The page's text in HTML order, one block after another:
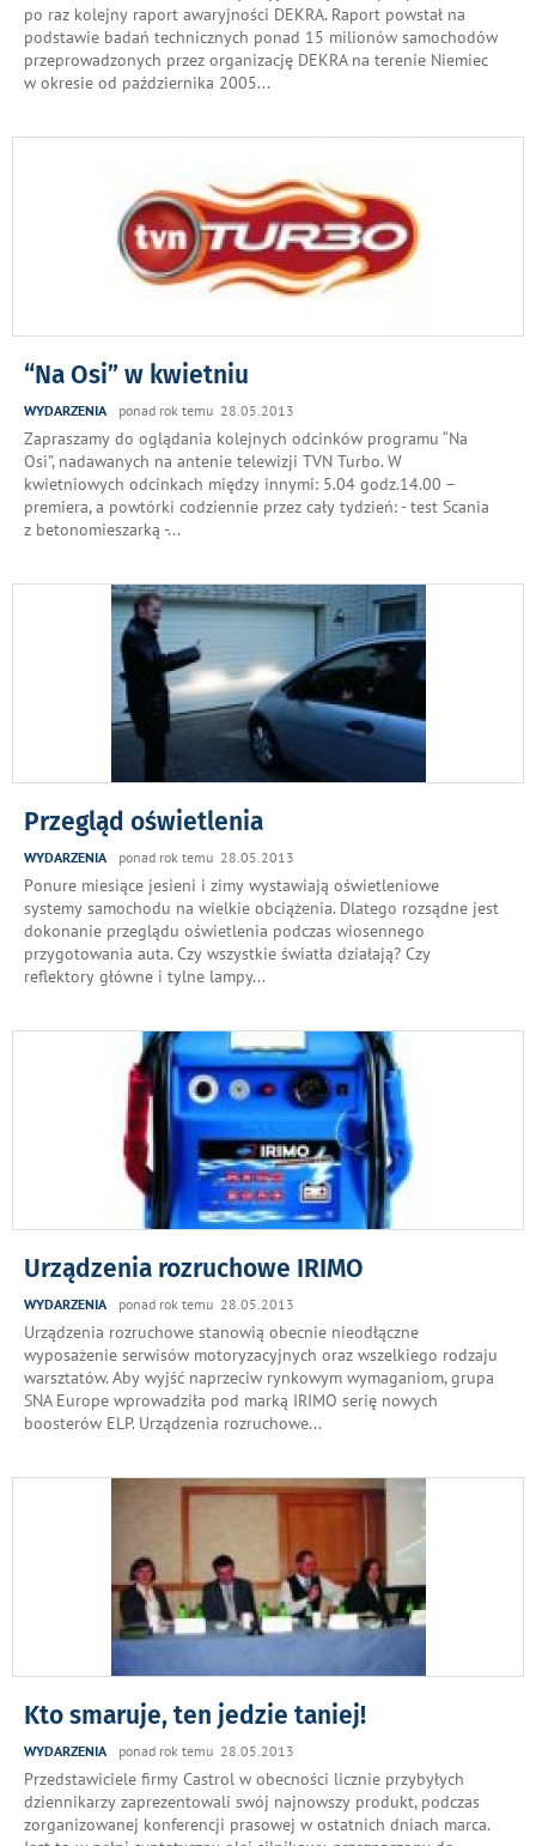
po raz kolejny raport awaryjności DEKRA. Raport powstał na
podstawie badań technicznych ponad 15 milionów samochodów
przeprowadzonych przez organizację DEKRA na terenie Niemiec
w okresie od października 2005...
“Na Osi” w kwietniu
WYDARZENIA ponad rok temu 28.05.2013
Zapraszamy do oglądania kolejnych odcinków programu “Na
Osi”, nadawanych na antenie telewizji TVN Turbo. W
kwietniowych odcinkach między innymi: 5.04 godz.14.00 –
premiera, a powtórki codziennie przez cały tydzień: - test Scania
z betonomieszarką -...
Przegląd oświetlenia
WYDARZENIA ponad rok temu 28.05.2013
Ponure miesiące jesieni i zimy wystawiają oświetleniowe
systemy samochodu na wielkie obciążenia. Dlatego rozsądne jest
dokonanie przeglądu oświetlenia podczas wiosennego
przygotowania auta. Czy wszystkie światła działają? Czy
reflektory główne i tylne lampy...
Urządzenia rozruchowe IRIMO
WYDARZENIA ponad rok temu 28.05.2013
Urządzenia rozruchowe stanowią obecnie nieodłączne
wyposażenie serwisów motoryzacyjnych oraz wszelkiego rodzaju
warsztatów. Aby wyjść naprzeciw rynkowym wymaganiom, grupa
SNA Europe wprowadziła pod marką IRIMO serię nowych
boosterów ELP. Urządzenia rozruchowe...
Kto smaruje, ten jedzie taniej!
WYDARZENIA ponad rok temu 28.05.2013
Przedstawiciele firmy Castrol w obecności licznie przybyłych
dziennikarzy zaprezentowali swój najnowszy produkt, podczas
zorganizowanej konferencji prasowej w ostatnich dniach marca.